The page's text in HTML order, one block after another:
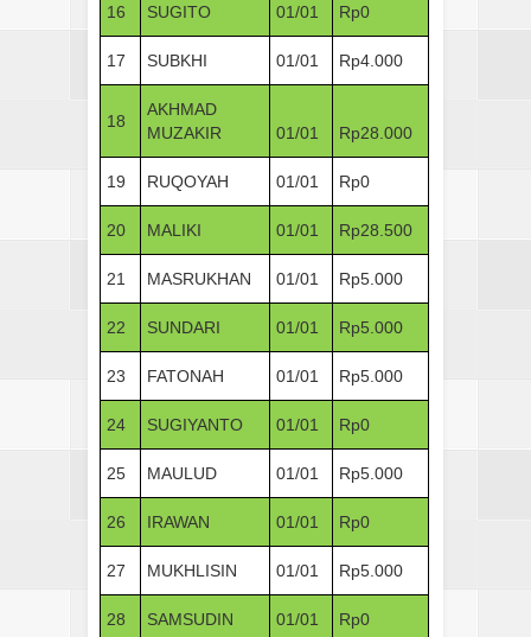
16 SUGITO 01/01 Rp0
17 SUBKHI 01/01 Rp4.000
18
AKHMAD
MUZAKIR
01/01 Rp28.000
19 RUQOYAH 01/01 Rp0
20 MALIKI 01/01 Rp28.500
21 MASRUKHAN 01/01 Rp5.000
22 SUNDARI 01/01 Rp5.000
23 FATONAH 01/01 Rp5.000
24 SUGIYANTO 01/01 Rp0
25 MAULUD 01/01 Rp5.000
26 IRAWAN 01/01 Rp0
27 MUKHLISIN 01/01 Rp5.000
28 SAMSUDIN 01/01 Rp0